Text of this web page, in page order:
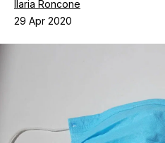
Ilaria Roncone
29 Apr 2020